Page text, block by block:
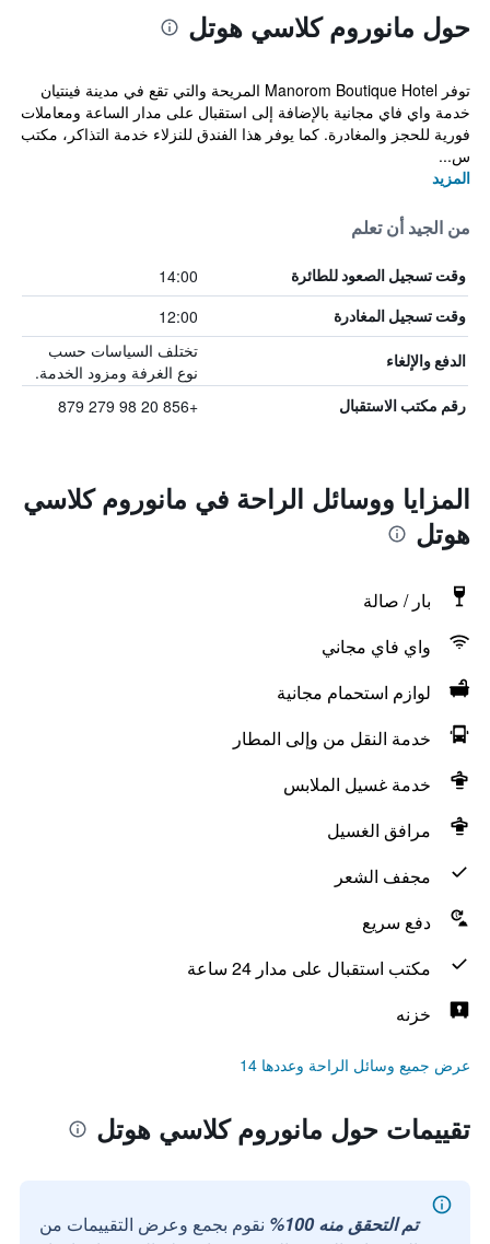
حول مانوروم كلاسي هوتل
توفر Manorom Boutique Hotel المريحة والتي تقع في مدينة فينتيان
خدمة واي فاي مجانية بالإضافة إلى استقبال على مدار الساعة ومعاملات
فورية للحجز والمغادرة. كما يوفر هذا الفندق للنزلاء خدمة التذاكر، مكتب
س...
المزيد
من الجيد أن تعلم
وقت تسجيل الصعود للطائرة 14:00
وقت تسجيل المغادرة 12:00
الدفع والإلغاء
تختلف السياسات حسب
نوع الغرفة ومزود الخدمة.
رقم مكتب الاستقبال +856 20 98 279 879
المزايا ووسائل الراحة في مانوروم كلاسي
هوتل
بار / صالة
واي فاي مجاني
لوازم استحمام مجانية
خدمة النقل من وإلى المطار
خدمة غسيل الملابس
مرافق الغسيل
مجفف الشعر
دفع سريع
مكتب استقبال على مدار 24 ساعة
خزنه
عرض جميع وسائل الراحة وعددها 14
تقييمات حول مانوروم كلاسي هوتل
تم التحقق منه 100%
نقوم بجمع وعرض التقييمات من